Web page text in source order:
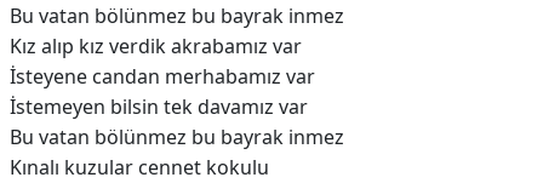
Bu vatan bölünmez bu bayrak inmez
Kız alıp kız verdik akrabamız var
İsteyene candan merhabamız var
İstemeyen bilsin tek davamız var
Bu vatan bölünmez bu bayrak inmez
Kınalı kuzular cennet kokulu